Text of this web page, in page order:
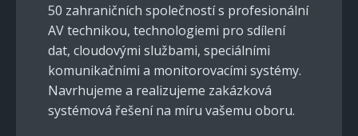
50 zahraničních společností s profesionální
AV technikou, technologiemi pro sdílení
dat, cloudovými službami, speciálními
komunikačními a monitorovacími systémy.
Navrhujeme a realizujeme zakázková
systémová řešení na míru vašemu oboru.